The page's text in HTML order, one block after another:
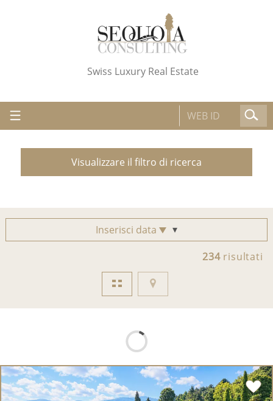
Swiss Luxury Real Estate
Visualizzare il filtro di ricerca
Inserisci data
234risultati